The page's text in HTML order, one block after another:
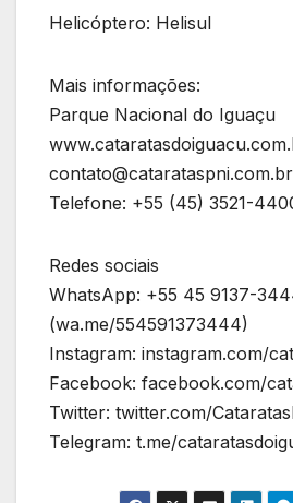
Helicóptero: Helisul
Mais informações:
Parque Nacional do Iguaçu
contato@catarataspni.com.br
Telefone: +55 (45) 3521-
Redes sociais
WhatsApp: +55 45 9137-
(wa.me/554591373444)
Instagram: instagram.com/
Facebook: facebook.com/
Twitter: twitter.com/
Telegram: t.me/